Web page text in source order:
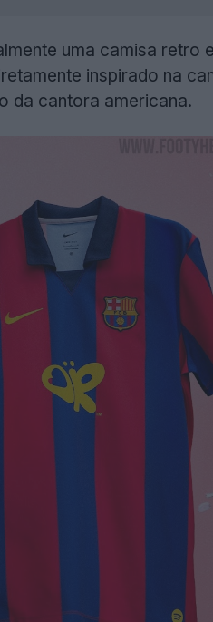
uma camisa retro
inspirado na
da cantora americana.